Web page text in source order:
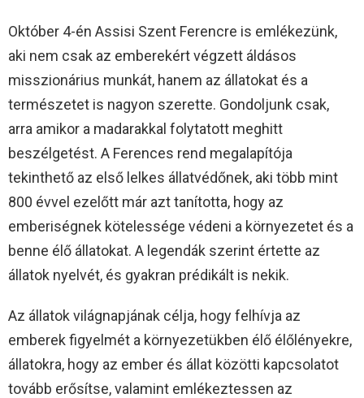
Október 4-én Assisi Szent Ferencre is emlékezünk,
aki nem csak az emberekért végzett áldásos
misszionárius munkát, hanem az állatokat és a
természetet is nagyon szerette. Gondoljunk csak,
arra amikor a madarakkal folytatott meghitt
beszélgetést. A Ferences rend megalapítója
tekinthető az első lelkes állatvédőnek, aki több mint
800 évvel ezelőtt már azt tanította, hogy az
emberiségnek kötelessége védeni a környezetet és a
benne élő állatokat. A legendák szerint értette az
állatok nyelvét, és gyakran prédikált is nekik.
Az állatok világnapjának célja, hogy felhívja az
emberek figyelmét a környezetükben élő élőlényekre,
állatokra, hogy az ember és állat közötti kapcsolatot
tovább erősítse, valamint emlékeztessen az